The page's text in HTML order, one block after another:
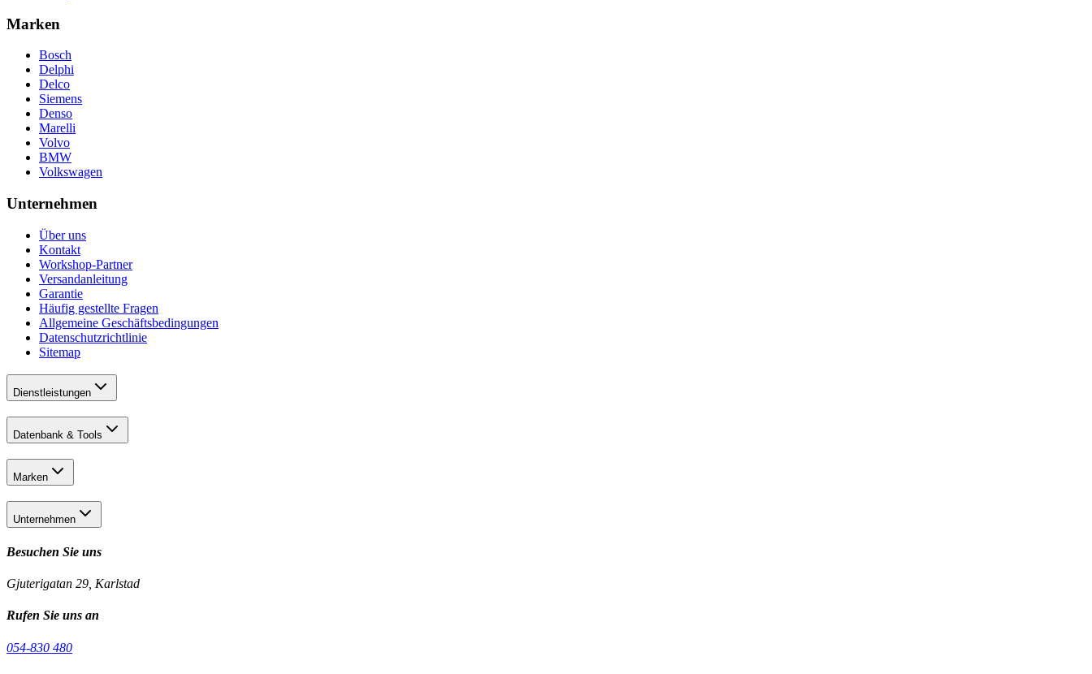
Marken
Bosch
Delphi
Delco
Siemens
Denso
Marelli
Volvo
BMW
Volkswagen
Unternehmen
Über uns
Kontakt
Workshop-Partner
Versandanleitung
Garantie
Häufig gestellte Fragen
Allgemeine Geschäftsbedingungen
Datenschutzrichtlinie
Sitemap
Dienstleistungen
Datenbank & Tools
Marken
Unternehmen
Besuchen Sie uns
Gjuterigatan 29, Karlstad
Rufen Sie uns an
054-830 480